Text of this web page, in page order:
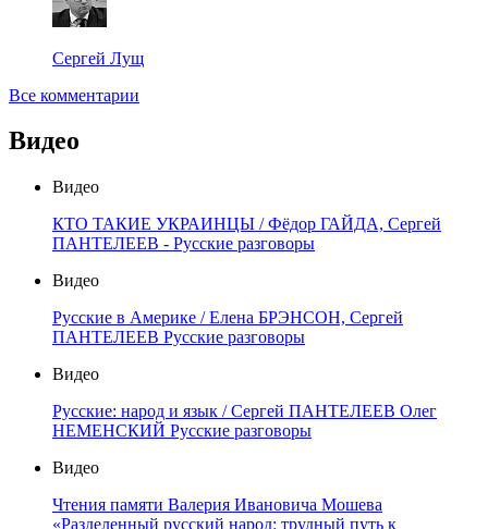
Сергей Лущ
Все комментарии
Видео
Видео
КТО ТАКИЕ УКРАИНЦЫ / Фёдор ГАЙДА, Сергей
ПАНТЕЛЕЕВ - Русские разговоры
Видео
Русские в Америке / Елена БРЭНСОН, Сергей
ПАНТЕЛЕЕВ Русские разговоры
Видео
Русские: народ и язык / Сергей ПАНТЕЛЕЕВ Олег
НЕМЕНСКИЙ Русские разговоры
Видео
Чтения памяти Валерия Ивановича Мошева
«Разделенный русский народ: трудный путь к